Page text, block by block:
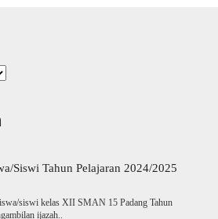
Siswi Tahun Pelajaran 2024/2025
siswi kelas XII SMAN 15 Padang Tahun
ijazah..